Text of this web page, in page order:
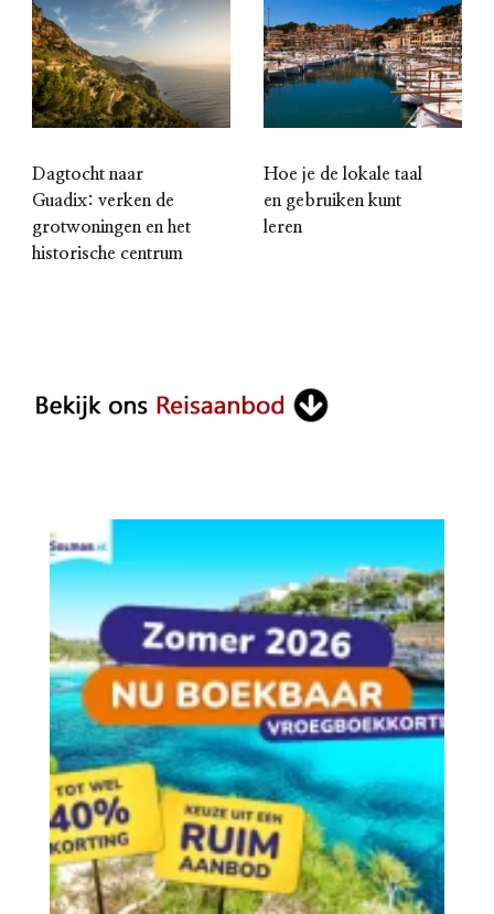
Dagtocht naar
Guadix: verken de
grotwoningen en het
historische centrum
Hoe je de lokale taal
en gebruiken kunt
leren